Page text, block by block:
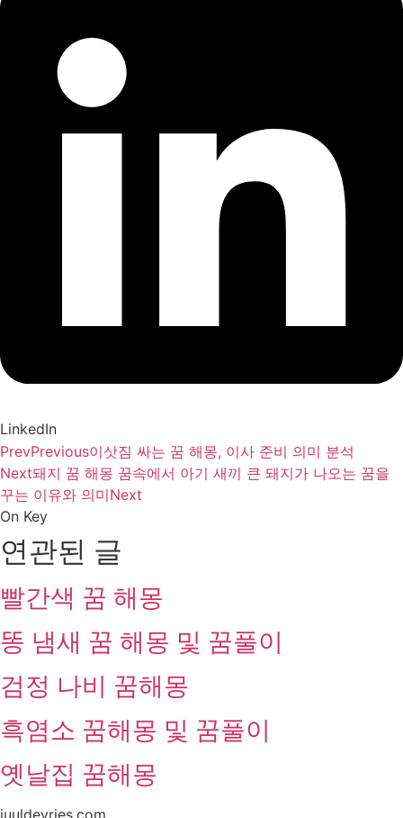
LinkedIn
PrevPrevious이삿짐 싸는 꿈 해몽, 이사 준비 의미 분석
Next돼지 꿈 해몽 꿈속에서 아기 새끼 큰 돼지가 나오는 꿈을
꾸는 이유와 의미Next
On Key
연관된 글
빨간색 꿈 해몽
똥 냄새 꿈 해몽 및 꿈풀이
검정 나비 꿈해몽
흑염소 꿈해몽 및 꿈풀이
옛날집 꿈해몽